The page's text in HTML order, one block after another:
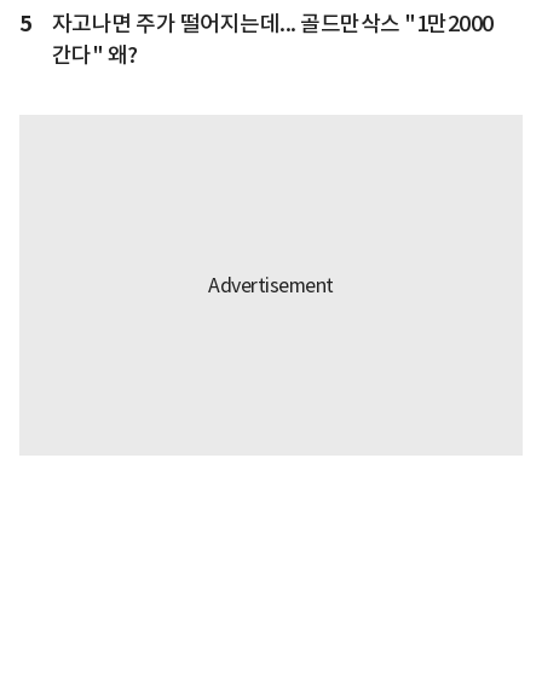
5
자고나면 주가 떨어지는데... 골드만삭스 "1만2000
간다" 왜?